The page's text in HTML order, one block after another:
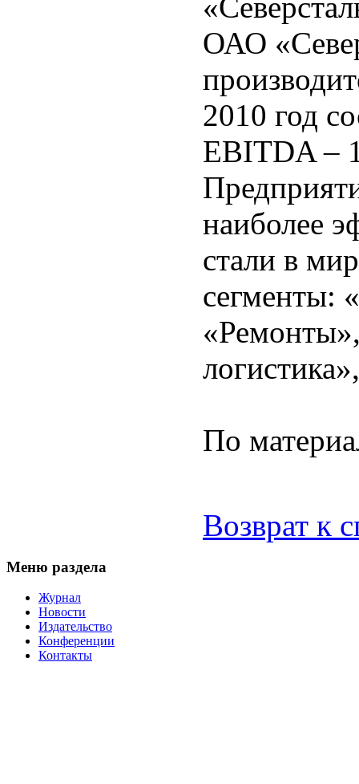
ОАО
2010 год
EBITDA –
наиболее
стали в
сегменты:
По
Возврат к
Меню раздела
Журнал
Новости
Издательство
Конференции
Контакты